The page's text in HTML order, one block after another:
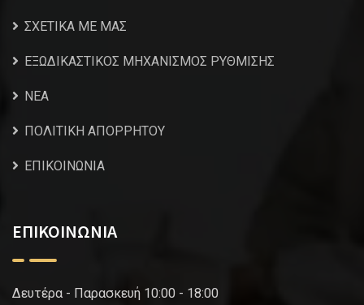
ΣΧΕΤΙΚΑ ΜΕ ΜΑΣ
ΕΞΩΔΙΚΑΣΤΙΚΟΣ ΜΗΧΑΝΙΣΜΟΣ ΡΥΘΜΙΣΗΣ
NEA
ΠΟΛΙΤΙΚΗ ΑΠΟΡΡΗΤΟΥ
ΕΠΙΚΟΙΝΩΝΙΑ
ΕΠΙΚΟΙΝΩΝΙΑ
Δευτέρα - Παρασκευή 10:00 - 18:00